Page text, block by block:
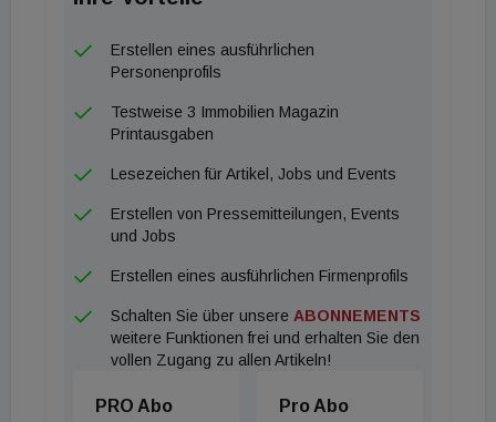
Erstellen eines ausführlichen
Personenprofils
Testweise 3 Immobilien Magazin
Printausgaben
Lesezeichen für Artikel, Jobs und Events
Erstellen von Pressemitteilungen, Events
und Jobs
Erstellen eines ausführlichen Firmenprofils
Schalten Sie über unsere ABONNEMENTS
weitere Funktionen frei und erhalten Sie den
vollen Zugang zu allen Artikeln!
PRO Abo
Pro Abo